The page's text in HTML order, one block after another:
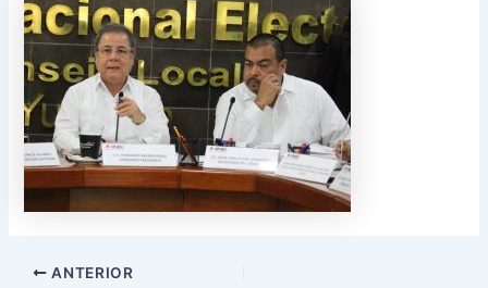
ANTERIOR